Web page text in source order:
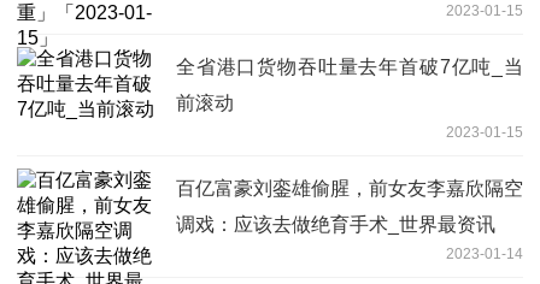
2023-01-15
全省港口货物吞吐量去年首破7亿吨_当
前滚动
2023-01-15
百亿富豪刘銮雄偷腥，前女友李嘉欣隔空
调戏：应该去做绝育手术_世界最资讯
2023-01-14